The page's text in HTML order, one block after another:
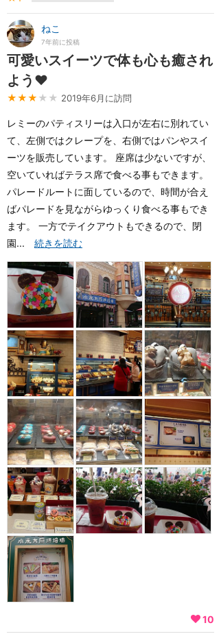
ねこ
7年前に投稿
可愛いスイーツで体も心も癒され
よう❤️
★★★ ★★ 2019年6月に訪問
レミーのパティスリーは入口が左右に別れてい
て、左側ではクレープを、右側ではパンやスイ
ーツを販売しています。 座席は少ないですが、
空いていればテラス席で食べる事もできます。
パレードルートに面しているので、時間が合え
ばパレードを見ながらゆっくり食べる事もでき
ます。 一方でテイクアウトもできるので、閉
園... 続きを読む
10